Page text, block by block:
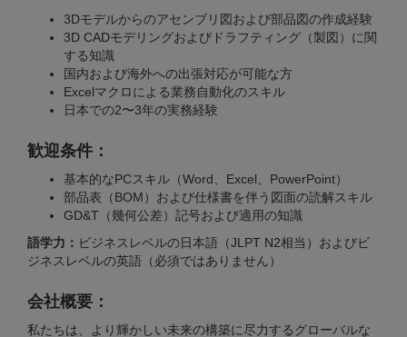
3Dモデルからのアセンブリ図および部品図の作成経験
3D CADモデリングおよびドラフティング（製図）に関
する知識
国内および海外への出張対応が可能な方
Excelマクロによる業務自動化のスキル
日本での2〜3年の実務経験
歓迎条件：
基本的なPCスキル（Word、Excel、PowerPoint）
部品表（BOM）および仕様書を伴う図面の読解スキル
GD&T（幾何公差）記号および適用の知識
語学力： ビジネスレベルの日本語（JLPT N2相当）およびビ
ジネスレベルの英語（必須ではありません）
会社概要：
私たちは、より輝かしい未来の構築に尽力するグローバルな